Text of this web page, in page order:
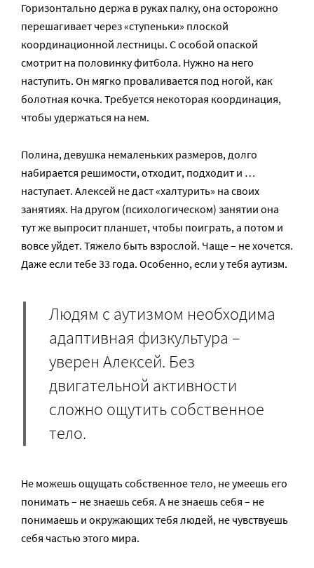
Горизонтально держа в руках палку, она осторожно
перешагивает через «ступеньки» плоской
координационной лестницы. С особой опаской
смотрит на половинку фитбола. Нужно на него
наступить. Он мягко проваливается под ногой, как
болотная кочка. Требуется некоторая координация,
чтобы удержаться на нем.
Полина, девушка немаленьких размеров, долго
набирается решимости, отходит, подходит и …
наступает. Алексей не даст «халтурить» на своих
занятиях. На другом (психологическом) занятии она
тут же выпросит планшет, чтобы поиграть, а потом и
вовсе уйдет. Тяжело быть взрослой. Чаще – не хочется.
Даже если тебе 33 года. Особенно, если у тебя аутизм.
Людям с аутизмом необходима
адаптивная физкультура –
уверен Алексей. Без
двигательной активности
сложно ощутить собственное
тело.
Не можешь ощущать собственное тело, не умеешь его
понимать – не знаешь себя. А не знаешь себя – не
понимаешь и окружающих тебя людей, не чувствуешь
себя частью этого мира.